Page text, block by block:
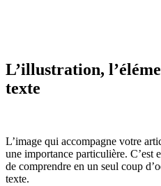
L’illustration,
texte
L’image qui accompagne votre
une importance particulière. C’est
de comprendre en un seul coup
texte.